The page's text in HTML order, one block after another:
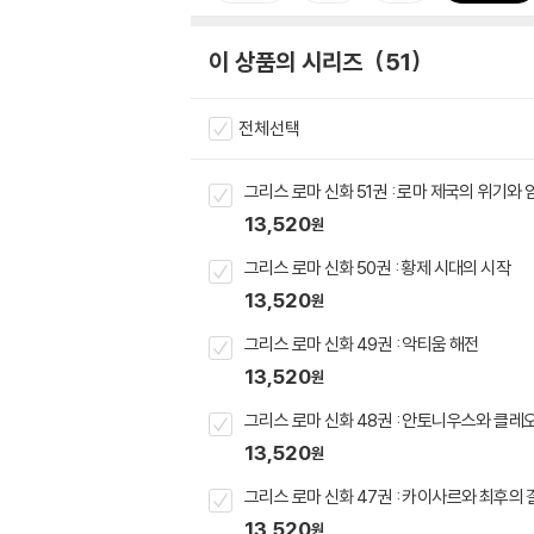
이 상품의 시리즈 51
전체선택
그리스 로마 신화 51권 : 로마 제국의 위기와
13,520원
그리스 로마 신화 50권 : 황제 시대의 시작
13,520원
그리스 로마 신화 49권 : 악티움 해전
13,520원
그리스 로마 신화 48권 : 안토니우스와 클레
13,520원
그리스 로마 신화 47권 : 카이사르와 최후의
13,520원